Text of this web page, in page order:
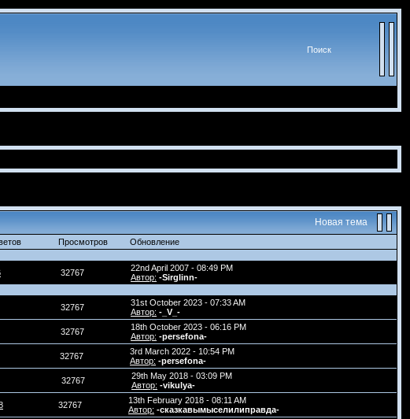
Поиск
Новая тема
Просмотров
Обновление
32767
22nd April 2007 - 08:49 PM
Автор: -Sirglinn-
32767
31st October 2023 - 07:33 AM
Автор: -_V_-
32767
18th October 2023 - 06:16 PM
Автор: -persefona-
32767
3rd March 2022 - 10:54 PM
Автор: -persefona-
32767
29th May 2018 - 03:09 PM
Автор: -vikulya-
32767
13th February 2018 - 08:11 AM
Автор: -сказкавымыселилиправда-